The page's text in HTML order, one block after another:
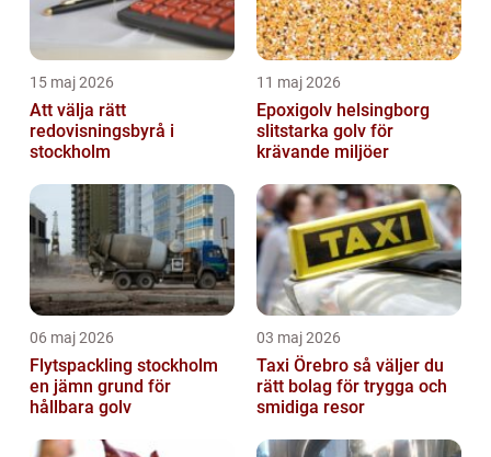
15 maj 2026
Att välja rätt
redovisningsbyrå i
stockholm
11 maj 2026
Epoxigolv helsingborg
slitstarka golv för
krävande miljöer
06 maj 2026
Flytspackling stockholm
en jämn grund för
hållbara golv
03 maj 2026
Taxi Örebro så väljer du
rätt bolag för trygga och
smidiga resor